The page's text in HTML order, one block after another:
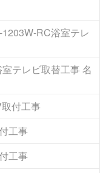
RC浴室テレ
テレビ取替工事 名
付工事
工事
工事